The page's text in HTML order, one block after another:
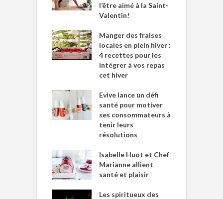
l’être aimé à la Saint-
Valentin!
Manger des fraises
locales en plein hiver :
4 recettes pour les
intégrer à vos repas
cet hiver
Evive lance un défi
santé pour motiver
ses consommateurs à
tenir leurs
résolutions
Isabelle Huot et Chef
Marianne allient
santé et plaisir
Les spiritueux des